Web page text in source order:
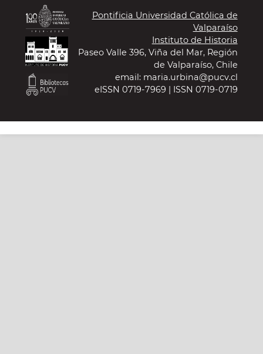
Pontificia Universidad Católica de
Valparaíso
Instituto de Historia
Paseo Valle 396, Viña del Mar, Región
de Valparaíso, Chile
email: maria.urbina@pucv.cl
eISSN 0719-7969 | ISSN 0719-0719